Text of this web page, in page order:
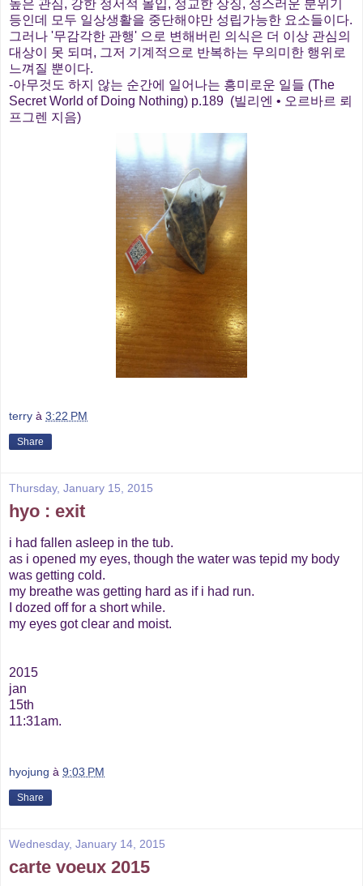
높은 관심, 강한 정서적 몰입, 정교한 상징, 성스러운 분위기
등인데 모두 일상생활을 중단해야만 성립가능한 요소들이다.
그러나 '무감각한 관행' 으로 변해버린 의식은 더 이상 관심의
대상이 못 되며, 그저 기계적으로 반복하는 무의미한 행위로
느껴질 뿐이다.
-아무것도 하지 않는 순간에 일어나는 흥미로운 일들 (The
Secret World of Doing Nothing) p.189 (빌리엔 • 오르바르 뢰
프그렌 지음)
terry à 3:22 PM
Share
Thursday, January 15, 2015
hyo : exit
i had fallen asleep in the tub.
as i opened my eyes, though the water was tepid my body
was getting cold.
my breathe was getting hard as if i had run.
I dozed off for a short while.
my eyes got clear and moist.
2015
jan
15th
11:31am.
hyojung à 9:03 PM
Share
Wednesday, January 14, 2015
carte voeux 2015